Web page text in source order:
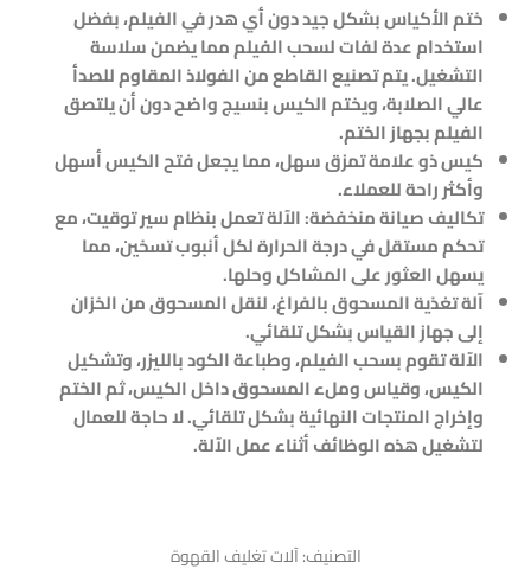
ختم الأكياس بشكل جيد دون أي هدر في الفيلم، بفضل
استخدام عدة لفات لسحب الفيلم مما يضمن سلاسة
التشغيل. يتم تصنيع القاطع من الفولاذ المقاوم للصدأ
عالي الصلابة، ويختم الكيس بنسيج واضح دون أن يلتصق
الفيلم بجهاز الختم.
كيس ذو علامة تمزق سهل، مما يجعل فتح الكيس أسهل
وأكثر راحة للعملاء.
تكاليف صيانة منخفضة: الآلة تعمل بنظام سير توقيت، مع
تحكم مستقل في درجة الحرارة لكل أنبوب تسخين، مما
يسهل العثور على المشاكل وحلها.
آلة تغذية المسحوق بالفراغ، لنقل المسحوق من الخزان
إلى جهاز القياس بشكل تلقائي.
الآلة تقوم بسحب الفيلم، وطباعة الكود بالليزر، وتشكيل
الكيس، وقياس وملء المسحوق داخل الكيس، ثم الختم
وإخراج المنتجات النهائية بشكل تلقائي. لا حاجة للعمال
لتشغيل هذه الوظائف أثناء عمل الآلة.
التصنيف:آلات تغليف القهوة